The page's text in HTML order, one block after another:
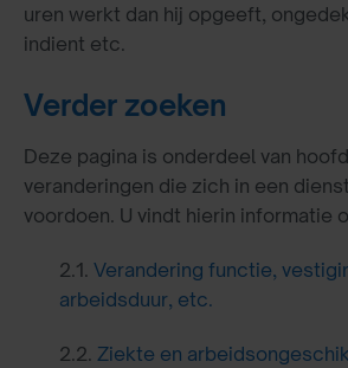
uren werkt dan hij opgeeft,
indient etc.
Verder zoeken
Deze pagina is onderdeel van
veranderingen die zich in een
voordoen. U vindt hierin informatie
2.1. Verandering functie,
arbeidsduur, etc.
2.2. Ziekte en